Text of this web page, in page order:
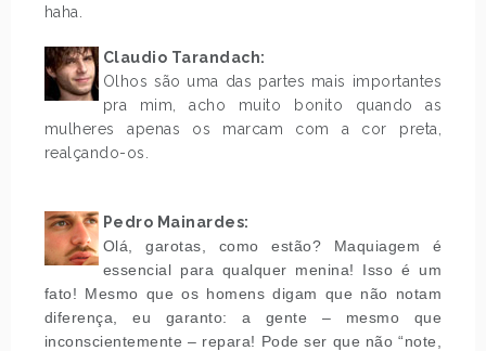
haha.
Claudio Tarandach:
Olhos são uma das partes mais importantes
pra mim, acho muito bonito quando as
mulheres apenas os marcam com a cor preta,
realçando-os.
Pedro Mainardes:
Olá, garotas, como estão? Maquiagem é
essencial para qualquer menina! Isso é um
fato! Mesmo que os homens digam que não notam
diferença, eu garanto: a gente – mesmo que
inconscientemente – repara! Pode ser que não “note,